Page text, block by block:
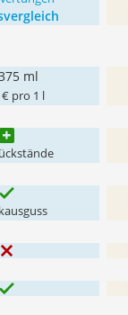
ml
€ pro 1 l